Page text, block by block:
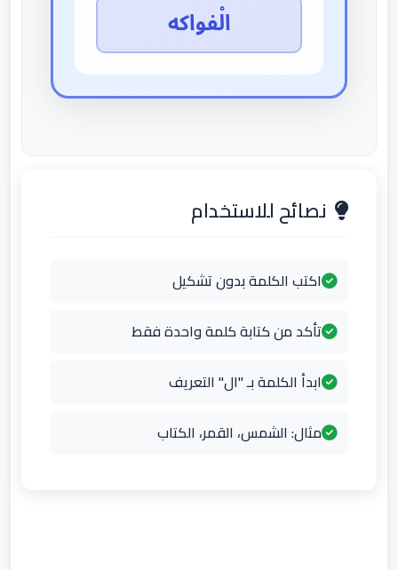
الْفواكه
نصائح للاستخدام
اكتب الكلمة بدون تشكيل
تأكد من كتابة كلمة واحدة فقط
ابدأ الكلمة بـ "ال" التعريف
مثال: الشمس، القمر، الكتاب